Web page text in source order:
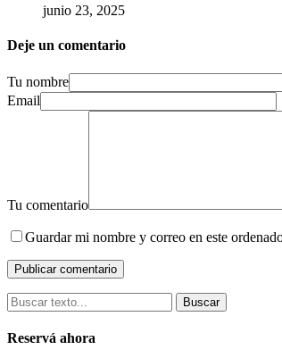
junio 23, 2025
Deje un comentario
Tu nombre
Email
Tu comentario
Guardar mi nombre y correo en este
Buscar
Reservá ahora